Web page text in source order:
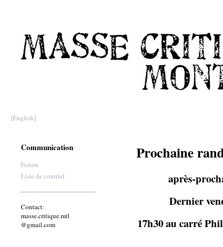
[English]
Communication
Forum
Liste de courriel
Contact:
masse.critique.mtl
@gmail.com
Prochaine
après-
Dernier
17h30 au carré